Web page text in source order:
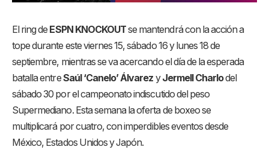
El ring de ESPN KNOCKOUTse mantendrá con la acción a
tope durante este viernes 15, sábado 16 y lunes 18 de
septiembre, mientras se va acercando el día de la esperada
batalla entreSaúl ‘Canelo’ Álvarez yJermell Charlodel
sábado 30 por el campeonato indiscutido del peso
Supermediano. Esta semana la oferta de boxeo se
multiplicará por cuatro, con imperdibles eventos desde
México, Estados Unidos y Japón.